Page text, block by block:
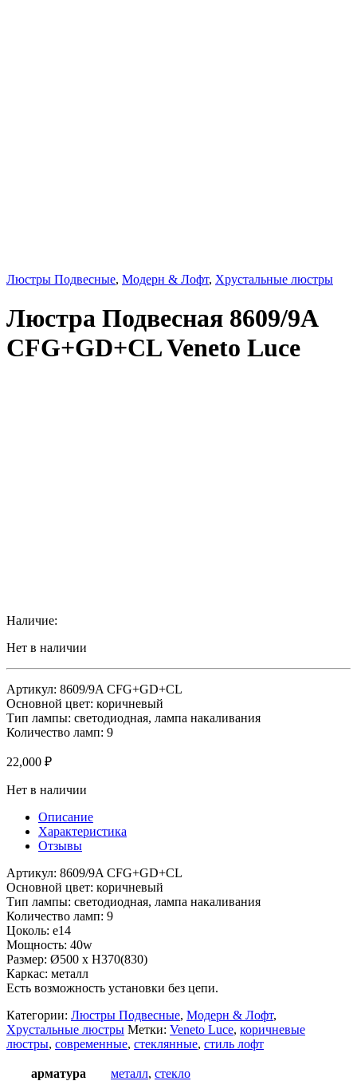
Люстры Подвесные, Модерн & Лофт, Хрустальные люстры
Люстра Подвесная 8609/9A
CFG+GD+CL Veneto Luce
Наличие:
Нет в наличии
Артикул: 8609/9A CFG+GD+CL
Основной цвет: коричневый
Тип лампы: светодиодная, лампа накаливания
Количество ламп: 9
22,000 ₽
Нет в наличии
Описание
Характеристика
Отзывы
Артикул: 8609/9A CFG+GD+CL
Основной цвет: коричневый
Тип лампы: светодиодная, лампа накаливания
Количество ламп: 9
Цоколь: e14
Мощность: 40w
Размер: Ø500 x H370(830)
Каркас: металл
Есть возможность установки без цепи.
Категории: Люстры Подвесные, Модерн & Лофт,
Хрустальные люстры Метки: Veneto Luce, коричневые
люстры, современные, стеклянные, стиль лофт
арматура металл, стекло